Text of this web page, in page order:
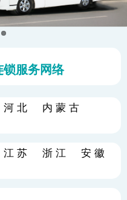
服务网络
河北
内蒙古
江苏 浙江
安徽